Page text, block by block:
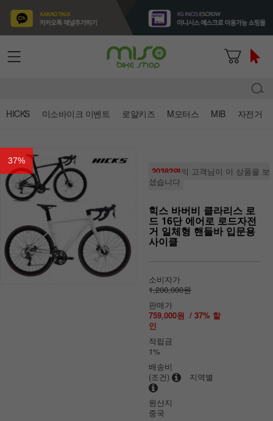
HICKS 미소바이크 이벤트 로얄키즈 M모터스 MIB 자전거
37%
20382명의 고객님이 이 상품을 보
셨습니다
힉스 바버비 클라리스 로
드 16단 에어로 로드자전
거 일체형 핸들바 입문용
사이클
소비자가
1,200,000원
판매가
759,000원 / 37% 할
인
적립금
1%
배송비
(조건)
지역별
원산지
중국